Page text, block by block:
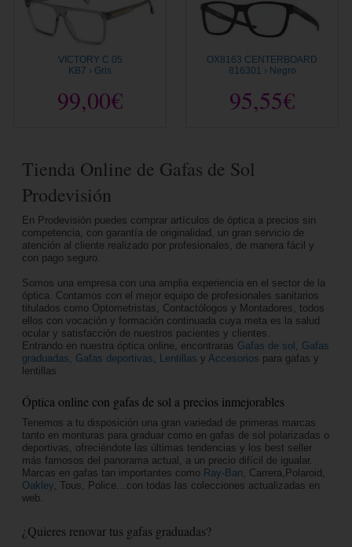
VICTORY C 05
KB7 › Gris
99,00€
OX8163 CENTERBOARD
816301 › Negro
95,55€
Tienda Online de Gafas de Sol
Prodevisión
En Prodevisión puedes comprar artículos de óptica a precios sin
competencia, con garantía de originalidad, un gran servicio de
atención al cliente realizado por profesionales, de manera fácil y
con pago seguro.
Somos una empresa con una amplia experiencia en el sector de la
óptica. Contamos con el mejor equipo de profesionales sanitarios
titulados como Optometristas, Contactólogos y Montadores, todos
ellos con vocación y formación continuada cuya meta es la salud
ocular y satisfacción de nuestros pacientes y clientes.
Entrando en nuestra óptica online, encontraras Gafas de sol , Gafas
graduadas, Gafas deportivas, Lentillas yAccesorios para gafas y
lentillas
Óptica online con gafas de sol a precios inmejorables
Tenemos a tu disposición una gran variedad de primeras marcas
tanto en monturas para graduar como en gafas de sol polarizadas o
deportivas, ofreciéndote las últimas tendencias y los best seller
más famosos del panorama actual, a un precio difícil de igualar.
Marcas en gafas tan importantes como Ray-Ban, Carrera,Polaroid,
Oakley, Tous, Police…con todas las colecciones actualizadas en
web.
¿Quieres renovar tus gafas graduadas?